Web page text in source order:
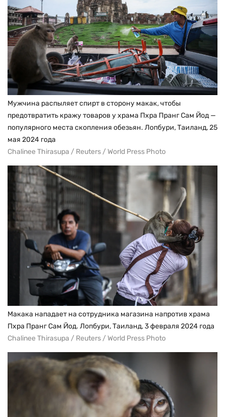
Мужчина распыляет спирт в сторону макак, чтобы
предотвратить кражу товаров у храма Пхра Пранг Сам Йод —
популярного места скопления обезьян. Лопбури, Таиланд, 25
мая 2024 года
Chalinee Thirasupa / Reuters / World Press Photo
Макака нападает на сотрудника магазина напротив храма
Пхра Пранг Сам Йод. Лопбури, Таиланд, 3 февраля 2024 года
Chalinee Thirasupa / Reuters / World Press Photo